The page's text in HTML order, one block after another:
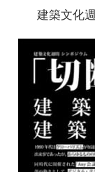
建築文化